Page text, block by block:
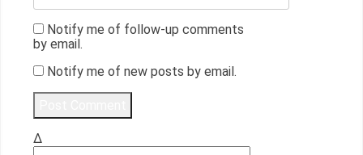
Notify me of follow-up comments
by email.
Notify me of new posts by email.
Δ